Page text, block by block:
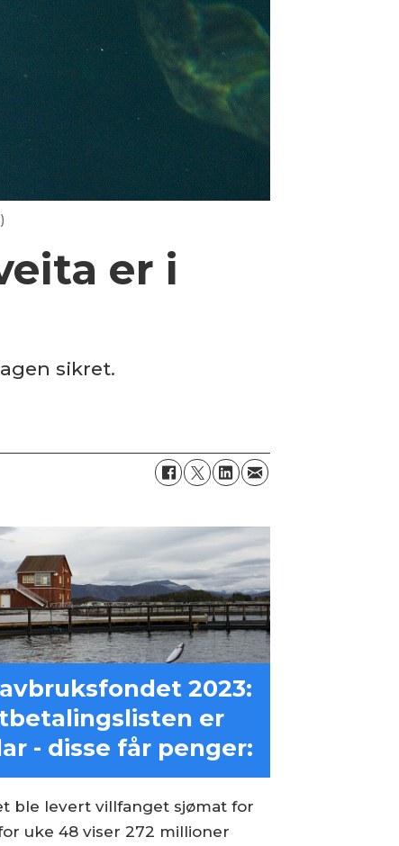
er i
sikret.
2023:
er
- disse får penger:
ble levert villfanget sjømat for
uke 48 viser 272 millioner